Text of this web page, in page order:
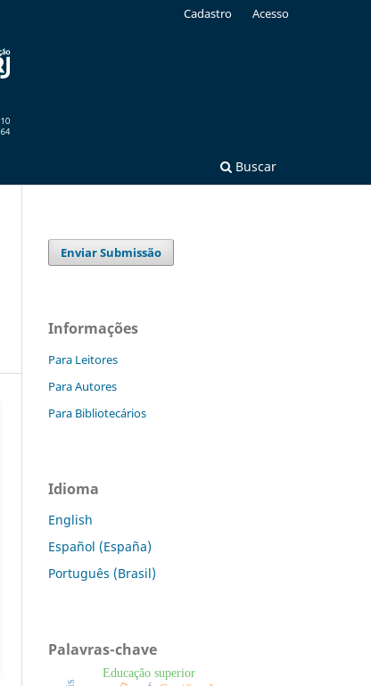
Buscar
Cadastro Acesso
Enviar Submissão
Informações
Para Leitores
Para Autores
Para Bibliotecários
Idioma
English
Español (España)
Português (Brasil)
Palavras-chave
Educação superior